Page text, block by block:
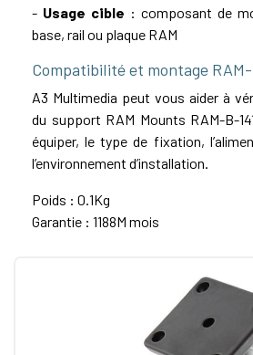
- Usage cible : composant de
base, rail ou plaque RAM
Compatibilité et montage RAM-
A3 Multimedia peut vous aider à
du support RAM Mounts RAM-B-
équiper, le type de fixation,
l’environnement d’installation.
Poids : 0.1Kg
Garantie : 1188M mois